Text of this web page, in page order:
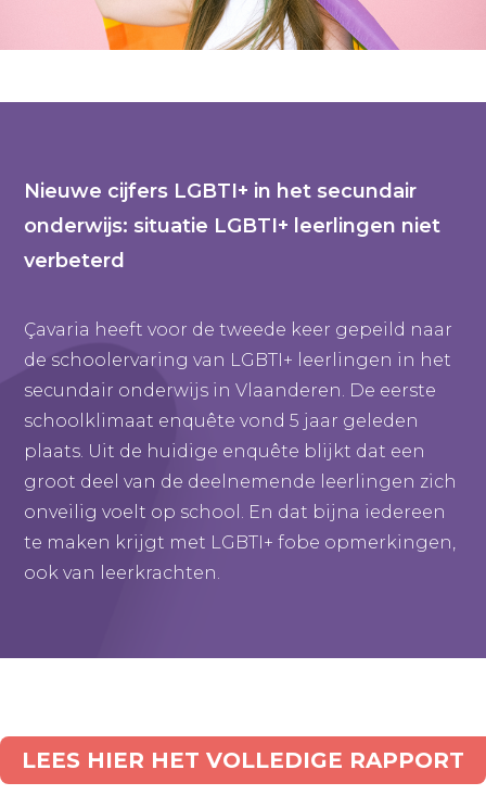
Nieuwe cijfers LGBTI+ in het secundair
onderwijs: situatie LGBTI+ leerlingen niet
verbeterd
Çavaria heeft voor de tweede keer gepeild naar
de schoolervaring van LGBTI+ leerlingen in het
secundair onderwijs in Vlaanderen. De eerste
schoolklimaat enquête vond 5 jaar geleden
plaats. Uit de huidige enquête blijkt dat een
groot deel van de deelnemende leerlingen zich
onveilig voelt op school. En dat bijna iedereen
te maken krijgt met LGBTI+ fobe opmerkingen,
ook van leerkrachten.
LEES HIER HET VOLLEDIGE RAPPORT